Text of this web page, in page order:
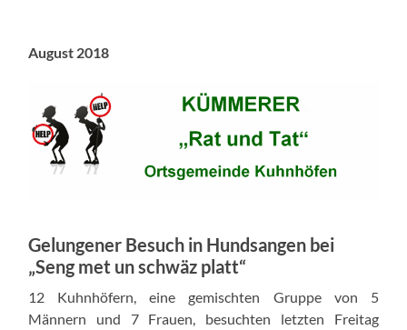
August 2018
Gelungener Besuch in Hundsangen bei
„Seng met un schwäz platt“
12 Kuhnhöfern, eine gemischten Gruppe von 5
Männern und 7 Frauen, besuchten letzten Freitag